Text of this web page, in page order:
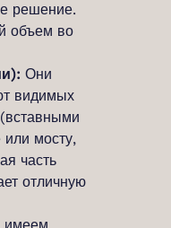
решение.
объем во
Они
видимых
или мосту,
часть
отличную